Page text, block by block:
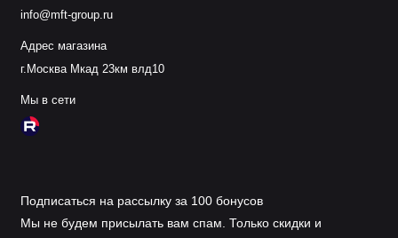
info@mft-group.ru
Адрес магазина
г.Москва Мкад 23км влд10
Мы в сети
Подписаться на рассылку за 100 бонусов
Мы не будем присылать вам спам. Только скидки и